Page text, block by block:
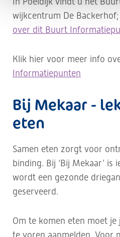
wijkcentrum De Backerhof;
over dit Buurt
Klik hier voor meer info
Informatiepunten
Bij Mekaar -
eten
Samen eten zorgt voor
binding. Bij ‘Bij Mekaar’ is
wordt een gezonde
geserveerd.
Om te komen eten moet je
te voren aanmelden. Voor